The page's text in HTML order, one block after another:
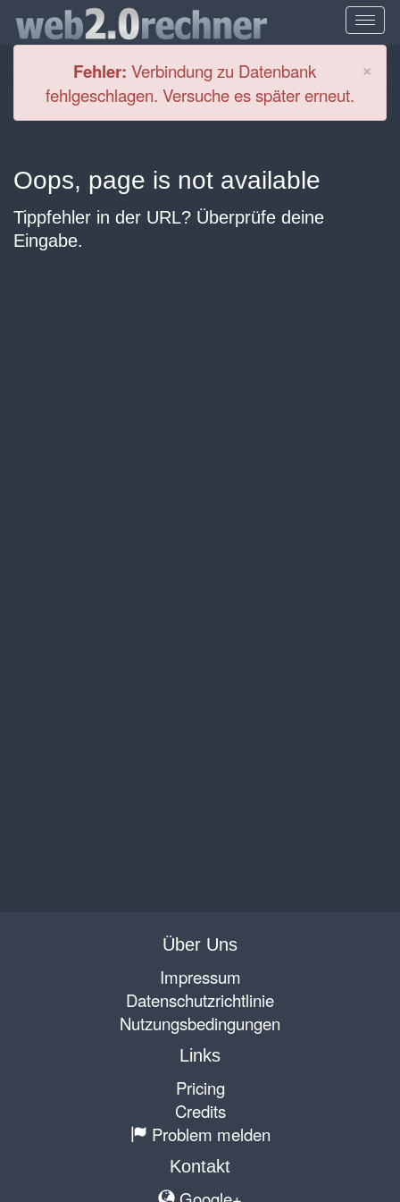
×
Fehler: Verbindung zu Datenbank
fehlgeschlagen. Versuche es später erneut.
Oops, page is not available
Tippfehler in der URL? Überprüfe deine
Eingabe.
Über Uns
Impressum
Datenschutzrichtlinie
Nutzungsbedingungen
Links
Pricing
Credits
Problem melden
Kontakt